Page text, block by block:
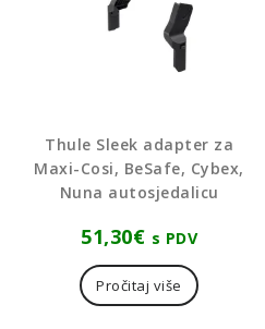
Thule Sleek adapter za
Maxi-Cosi, BeSafe, Cybex,
Nuna autosjedalicu
51,30€ s PDV
Pročitaj više